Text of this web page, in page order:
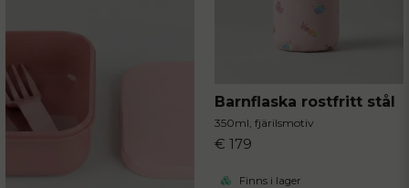
Barnflaska rostfritt stål
350ml, fjärilsmotiv
€ 179
Finns i lager